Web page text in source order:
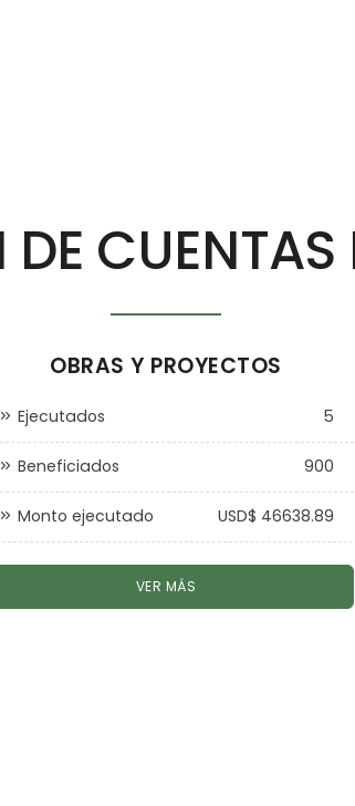
CUENTAS
OBRAS Y PROYECTOS
Ejecutados 5
Beneficiados 900
Monto ejecutado USD$ 46638.89
VER MÁS